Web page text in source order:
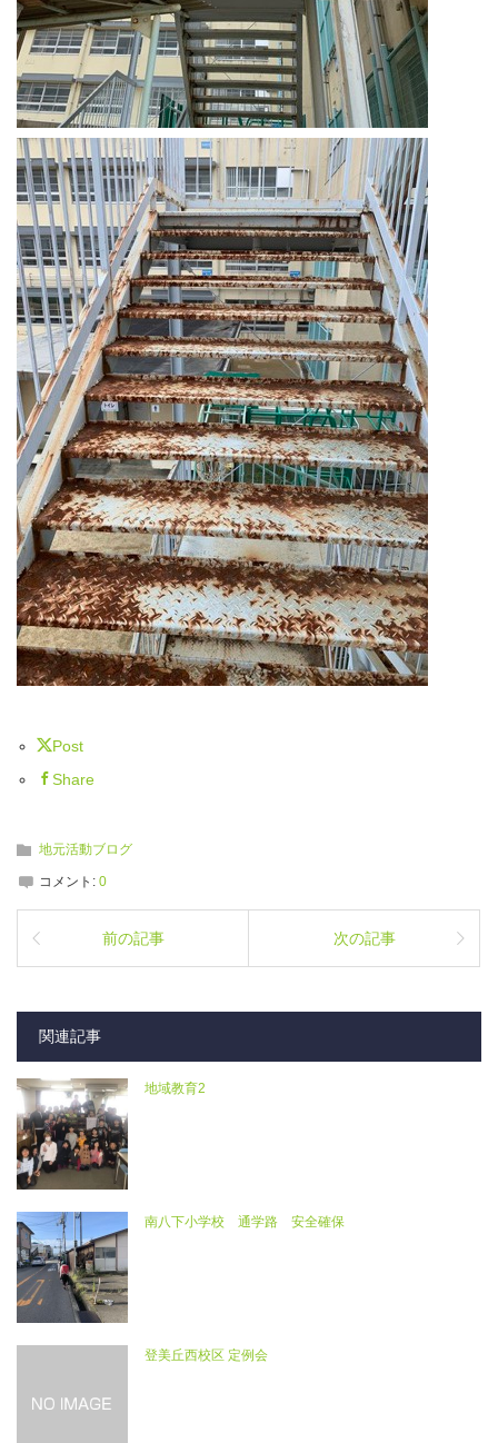
Post
Share
地元活動ブログ
コメント: 0
前の記事 次の記事
関連記事
地域教育2
南八下小学校 通学路 安全確保
登美丘西校区 定例会